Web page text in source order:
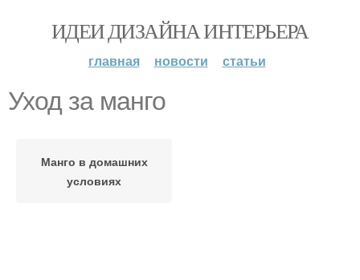
ИДЕИ ДИЗАЙНА ИНТЕРЬЕРА
главная новости статьи
Уход за манго
Манго в домашних
условиях